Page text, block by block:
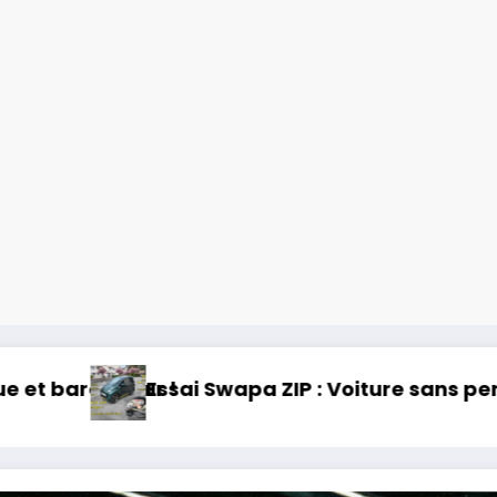
4 2026 : 32 ans d’héritage ! Bridgestone